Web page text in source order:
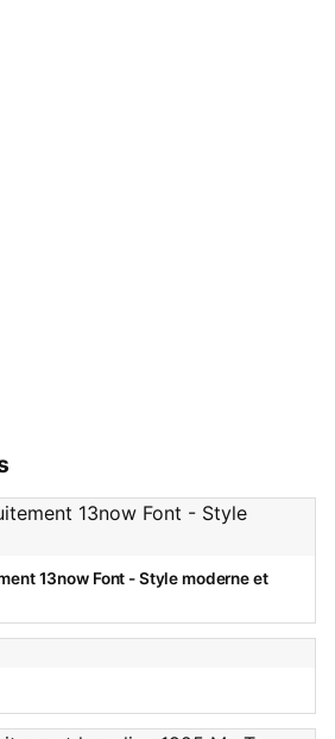
13now Font - Style moderne et